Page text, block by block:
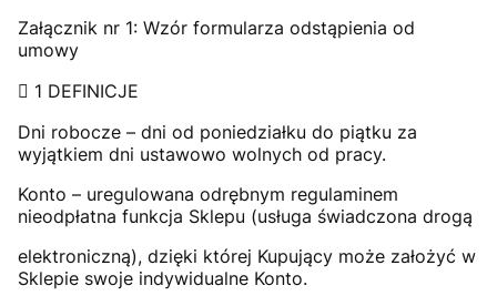
Załącznik nr 1: Wzór formularza odstąpienia od
umowy
 1 DEFINICJE
Dni robocze – dni od poniedziałku do piątku za
wyjątkiem dni ustawowo wolnych od pracy.
Konto – uregulowana odrębnym regulaminem
nieodpłatna funkcja Sklepu (usługa świadczona drogą
elektroniczną), dzięki której Kupujący może założyć w
Sklepie swoje indywidualne Konto.